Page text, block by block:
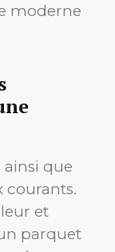
moderne
ainsi que
courants.
et
parquet